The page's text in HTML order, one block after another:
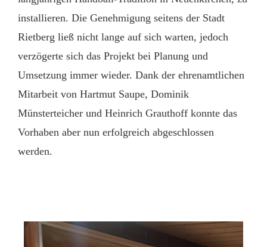
installieren. Die Genehmigung seitens der Stadt
Rietberg ließ nicht lange auf sich warten, jedoch
verzögerte sich das Projekt bei Planung und
Umsetzung immer wieder. Dank der ehrenamtlichen
Mitarbeit von Hartmut Saupe, Dominik
Münsterteicher und Heinrich Grauthoff konnte das
Vorhaben aber nun erfolgreich abgeschlossen
werden.